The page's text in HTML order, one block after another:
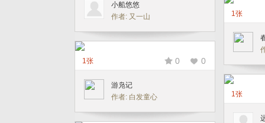
小船悠悠
作者: 又一山
1张
1张
0 0
游凫记
作者: 白发童心
1张